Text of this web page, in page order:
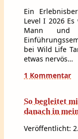
Ein
Level I 2026
Mann
bei Wild Life
etwas nervös…
1 Kommentar
So begleitet
danach in
Veröffentlicht: